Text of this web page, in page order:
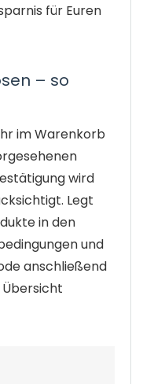
für Euren
– so
im Warenkorb
wird
Legt
in den
und
anschließend
Übersicht